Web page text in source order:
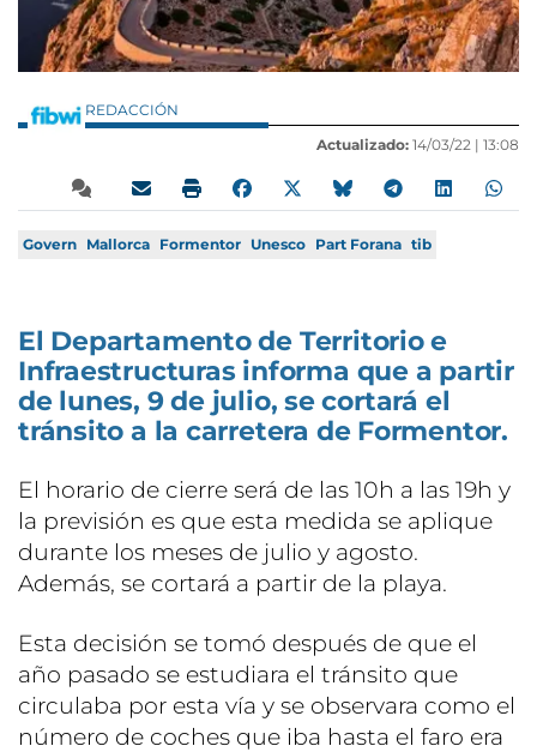
REDACCIÓN
Actualizado: 14/03/22 | 13:08
Govern Mallorca Formentor Unesco Part Forana tib
El Departamento de Territorio e
Infraestructuras informa que a partir
de lunes, 9 de julio, se cortará el
tránsito a la carretera de Formentor.
El horario de cierre será de las 10h a las 19h y
la previsión es que esta medida se aplique
durante los meses de julio y agosto.
Además, se cortará a partir de la playa.
Esta decisión se tomó después de que el
año pasado se estudiara el tránsito que
circulaba por esta vía y se observara como el
número de coches que iba hasta el faro era